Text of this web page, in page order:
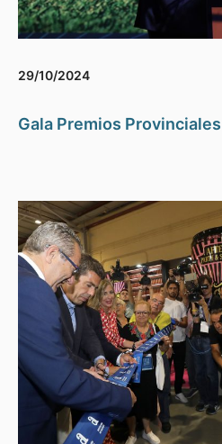
29/10/2024
Gala Premios